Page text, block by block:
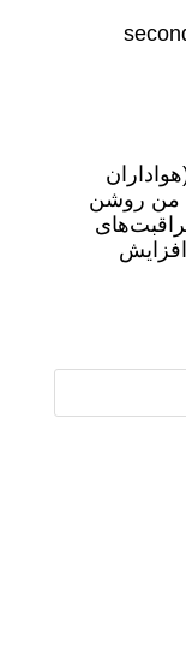
من روشن